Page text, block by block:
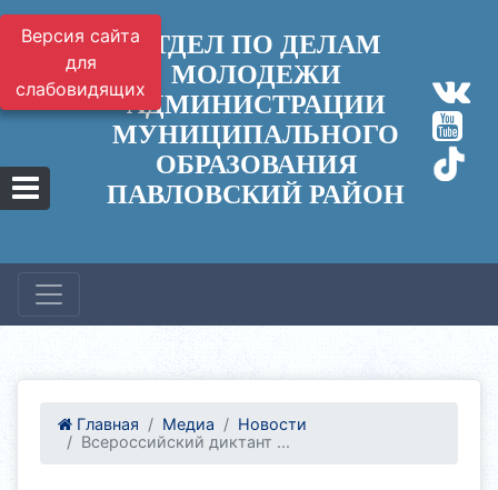
Версия сайта
для
слабовидящих
ОТДЕЛ ПО ДЕЛАМ
МОЛОДЕЖИ
АДМИНИСТРАЦИИ
МУНИЦИПАЛЬНОГО
ОБРАЗОВАНИЯ
ПАВЛОВСКИЙ РАЙОН
Главная Медиа
Новости
Всероссийский диктант ...